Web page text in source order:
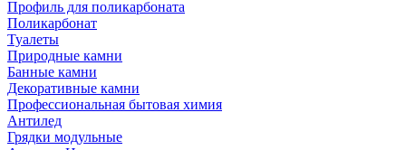
Профиль для поликарбоната
Поликарбонат
Туалеты
Природные камни
Банные камни
Декоративные камни
Профессиональная бытовая химия
Антилед
Грядки модульные